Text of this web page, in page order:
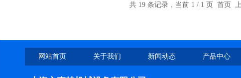
共 19 条记录，当前 1 / 1 页 首页
网站首页 关于我们 新闻动态 产品中心